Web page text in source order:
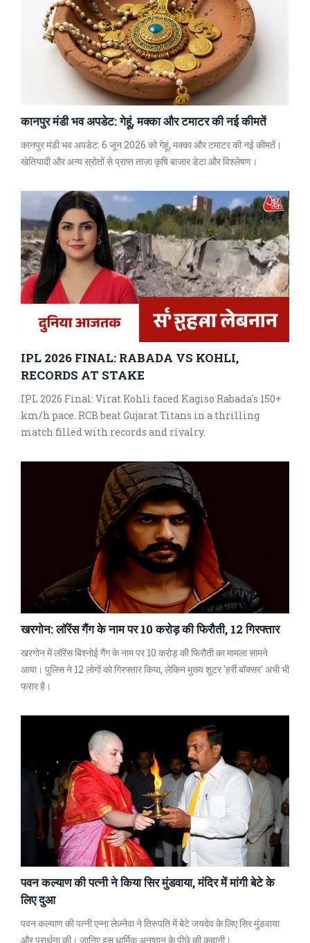
कानपुर मंडी भव अपडेट: गेहूं, मक्का और टमाटर की नई कीमतें
कानपुर मंडी भव अपडेट: 6 जून 2026 को गेहूं, मक्का और टमाटर की नई कीमतें।
खेतियादी और अन्य स्रोतों से प्राप्त ताज़ा कृषि बाजार डेटा और विश्लेषण।
IPL 2026 FINAL: RABADA VS KOHLI,
RECORDS AT STAKE
IPL 2026 Final: Virat Kohli faced Kagiso Rabada's 150+
km/h pace. RCB beat Gujarat Titans in a thrilling
match filled with records and rivalry.
खरगोन: लॉरेंस गैंग के नाम पर 10 करोड़ की फिरौती, 12 गिरफ्तार
खरगोन में लॉरेंस बिश्नोई गैंग के नाम पर 10 करोड़ की फिरौती का मामला सामने
आया। पुलिस ने 12 लोगों को गिरफ्तार किया, लेकिन मुख्य शूटर 'हर्री बॉक्सर' अभी भी
फरार है।
पवन कल्याण की पत्नी ने किया सिर मुंडवाया, मंदिर में मांगी बेटे के
लिए दुआ
पवन कल्याण की पत्नी एन्ना लेज़्नेवा ने तिरुपति में बेटे जयदेव के लिए सिर मुंडवाया
और प्रार्थना की। जानिए इस धार्मिक अनुष्ठान के पीछे की कहानी।